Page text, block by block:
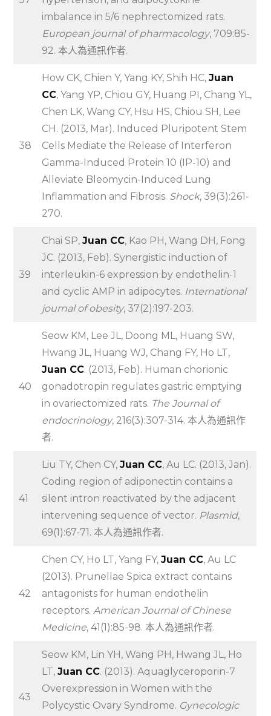
imbalance in 5/6 nephrectomized rats.
European journal of pharmacology, 709:85-
92. 本人為通訊作者.
38
How CK, Chien Y, Yang KY, Shih HC,Juan
CC, Yang YP, Chiou GY, Huang PI, Chang YL,
Chen LK, Wang CY, Hsu HS, Chiou SH, Lee
CH. (2013, Mar). Induced Pluripotent Stem
Cells Mediate the Release of Interferon
Gamma-Induced Protein 10 (IP-10) and
Alleviate Bleomycin-Induced Lung
Inflammation and Fibrosis. Shock, 39(3):261-
270.
39
Chai SP,Juan CC, Kao PH, Wang DH, Fong
JC. (2013, Feb). Synergistic induction of
interleukin-6 expression by endothelin-1
and cyclic AMP in adipocytes. International
journal of obesity, 37(2):197-203.
40
Seow KM, Lee JL, Doong ML, Huang SW,
Hwang JL, Huang WJ, Chang FY, Ho LT,
Juan CC. (2013, Feb). Human chorionic
gonadotropin regulates gastric emptying
in ovariectomized rats. The Journal of
endocrinology, 216(3):307-314. 本人為通訊作
者.
41
Liu TY, Chen CY,Juan CC, Au LC. (2013, Jan).
Coding region of adiponectin contains a
silent intron reactivated by the adjacent
intervening sequence of vector. Plasmid,
69(1):67-71. 本人為通訊作者.
42
Chen CY, Ho LT, Yang FY,Juan CC, Au LC
(2013). Prunellae Spica extract contains
antagonists for human endothelin
receptors.American Journal of Chinese
Medicine, 41(1):85-98. 本人為通訊作者.
43
Seow KM, Lin YH, Wang PH, Hwang JL, Ho
LT,Juan CC. (2013). Aquaglyceroporin-7
Overexpression in Women with the
Polycystic Ovary Syndrome. Gynecologic